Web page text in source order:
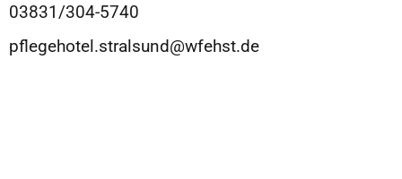
03831/304-5740
pflegehotel.stralsund@wfehst.de